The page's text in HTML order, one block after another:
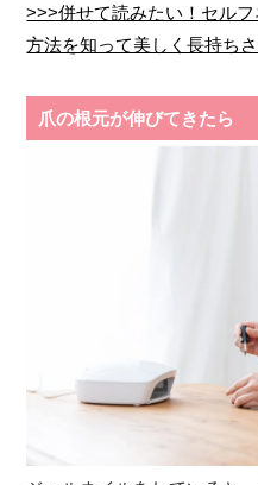
>>>併せて読みたい！セル
方法を知って美しく長持ち
爪の根元が伸びてきたら